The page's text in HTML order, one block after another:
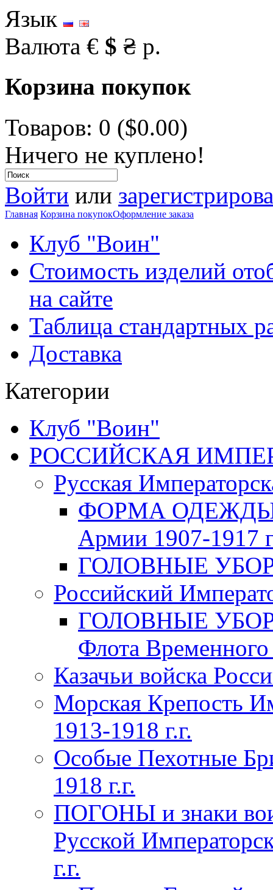
Язык
Валюта € $ ₴ р.
Корзина покупок
Товаров: 0 ($0.00)
Ничего не куплено!
Войти или
Главная Корзина покупокОформление заказа
Клуб "Воин"
Стоимость изделий
на сайте
Таблица стандартных
Доставка
Категории
Клуб "Воин"
РОССИЙСКАЯ
Русская
ФОРМА ОДЕЖДЫ
Армии 1907-1917
ГОЛОВНЫЕ
Российский
ГОЛОВНЫЕ
Флота Временного
Казачьи войска
Морская Крепость
1913-1918 г.г.
Особые Пехотные
1918 г.г.
ПОГОНЫ и знаки
Русской
г.г.